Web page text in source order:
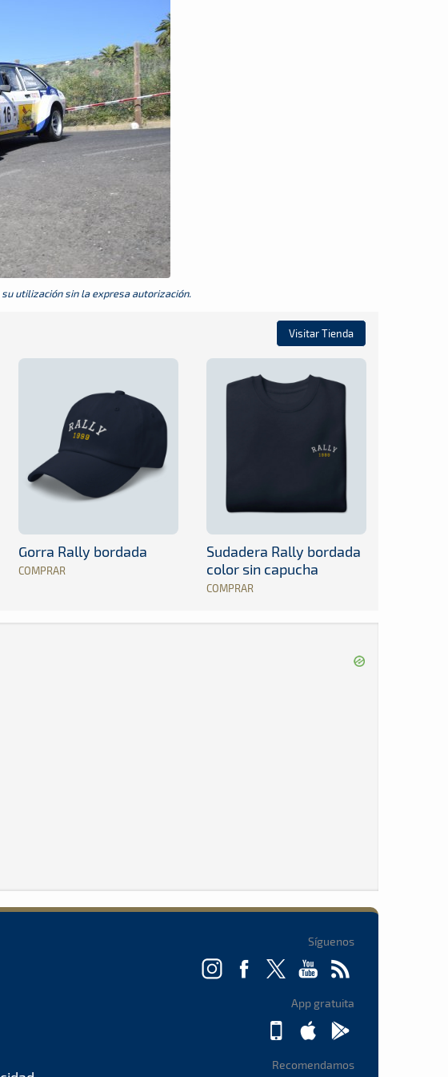
utilización sin la expresa autorización.
Visitar Tienda
Gorra Rally bordada
COMPRAR
Sudadera Rally bordada
color sin capucha
COMPRAR
Síguenos
App gratuita
Recomendamos